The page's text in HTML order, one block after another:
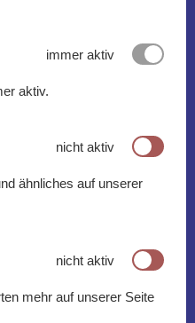
immer aktiv
aktiv.
nicht aktiv
ähnliches auf unserer
nicht aktiv
mehr auf unserer Seite